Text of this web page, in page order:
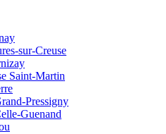
sur-Creuse
Saint-Martin
Pressigny
Guenand